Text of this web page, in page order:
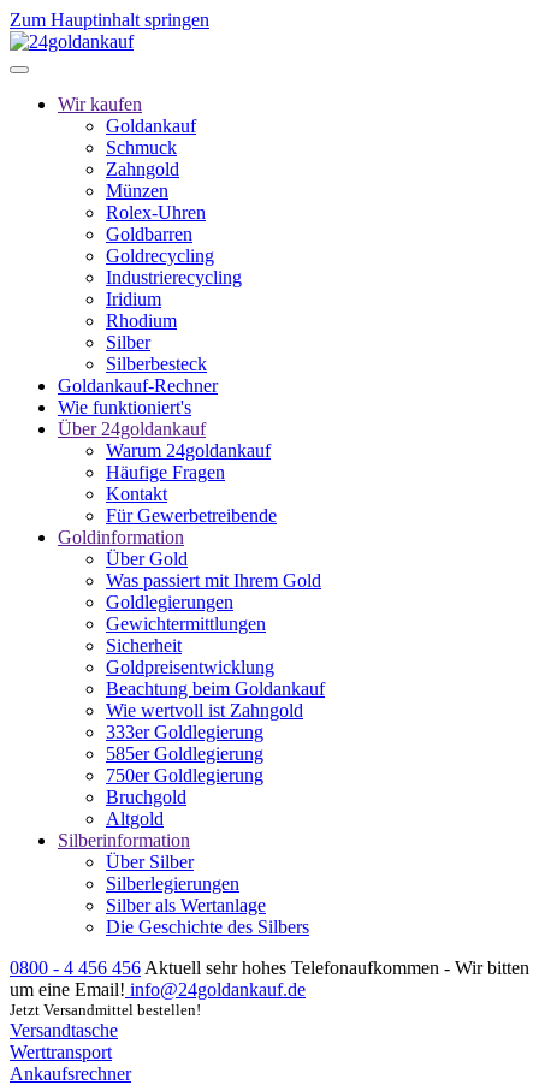
Zum Hauptinhalt springen
Wir kaufen
Goldankauf
Schmuck
Zahngold
Münzen
Rolex-Uhren
Goldbarren
Goldrecycling
Industrierecycling
Iridium
Rhodium
Silber
Silberbesteck
Goldankauf-Rechner
Wie funktioniert's
Über 24goldankauf
Warum 24goldankauf
Häufige Fragen
Kontakt
Für Gewerbetreibende
Goldinformation
Über Gold
Was passiert mit Ihrem Gold
Goldlegierungen
Gewichtermittlungen
Sicherheit
Goldpreisentwicklung
Beachtung beim Goldankauf
Wie wertvoll ist Zahngold
333er Goldlegierung
585er Goldlegierung
750er Goldlegierung
Bruchgold
Altgold
Silberinformation
Über Silber
Silberlegierungen
Silber als Wertanlage
Die Geschichte des Silbers
0800 - 4 456 456 Aktuell sehr hohes Telefonaufkommen - Wir bitten
um eine Email! info@24goldankauf.de
Jetzt Versandmittel bestellen!
Versandtasche
Werttransport
Ankaufsrechner